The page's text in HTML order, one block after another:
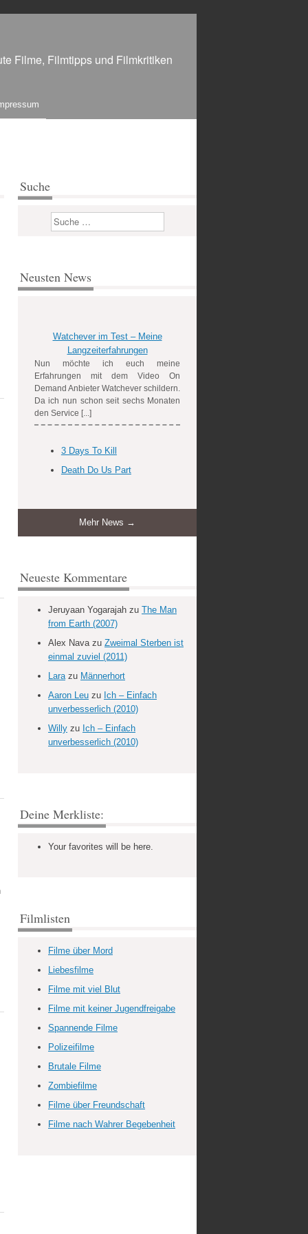
Filme, Filmtipps und Filmkritiken
Suche
Suchen
Neusten News
Watchever im Test – Meine
Langzeiterfahrungen
Nun möchte ich euch meine
Erfahrungen mit dem Video On
Demand Anbieter Watchever schildern.
Da ich nun schon seit sechs Monaten
den Service [...]
3 Days To Kill
Death Do Us Part
Mehr News →
Neueste Kommentare
Jeruyaan Yogarajah zu The Man
from Earth (2007)
Alex Navazu Zweimal Sterben ist
einmal zuviel (2011)
Larazu Männerhort
Aaron Leu zu Ich – Einfach
unverbesserlich (2010)
Willy zu Ich – Einfach
unverbesserlich (2010)
Deine Merkliste:
Your favorites will be here.
Filmlisten
Filme über Mord
Liebesfilme
Filme mit viel Blut
Filme mit keiner Jugendfreigabe
Spannende Filme
Polizeifilme
Brutale Filme
Zombiefilme
Filme über Freundschaft
Filme nach Wahrer Begebenheit